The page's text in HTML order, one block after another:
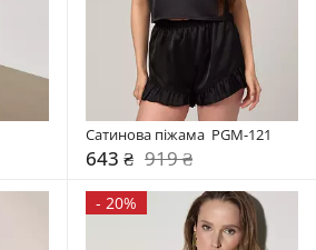
Сатинова піжама  PGM-121
643 ₴ 919 ₴
- 20%